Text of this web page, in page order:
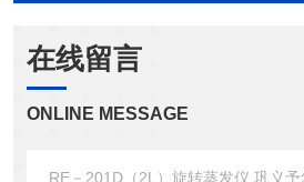
在线留言
ONLINE MESSAGE